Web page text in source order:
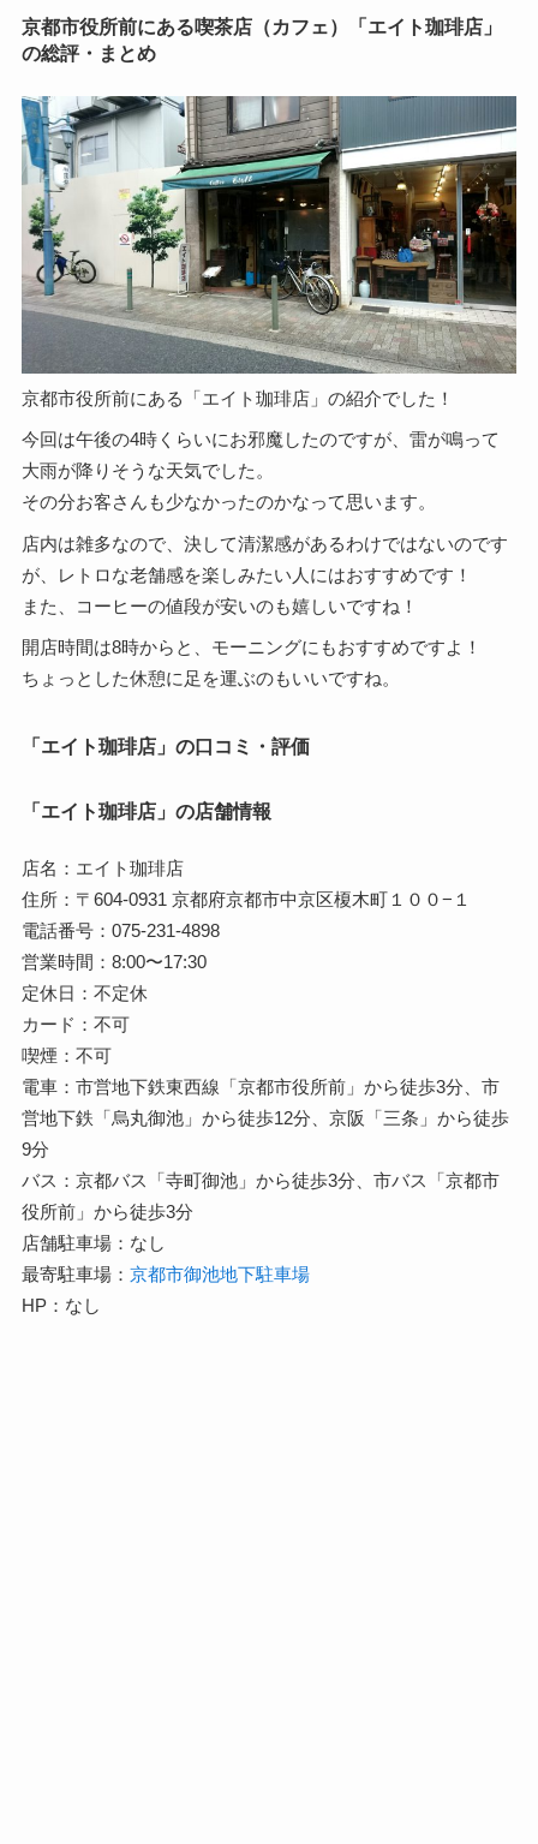
京都市役所前にある喫茶店（カフェ）「エイト珈琲店」
の総評・まとめ
京都市役所前にある「エイト珈琲店」の紹介でした！
今回は午後の4時くらいにお邪魔したのですが、雷が鳴って
大雨が降りそうな天気でした。
その分お客さんも少なかったのかなって思います。
店内は雑多なので、決して清潔感があるわけではないのです
が、レトロな老舗感を楽しみたい人にはおすすめです！
また、コーヒーの値段が安いのも嬉しいですね！
開店時間は8時からと、モーニングにもおすすめですよ！
ちょっとした休憩に足を運ぶのもいいですね。
「エイト珈琲店」の口コミ・評価
「エイト珈琲店」の店舗情報
店名：エイト珈琲店
住所：〒604-0931 京都府京都市中京区榎木町１００−１
電話番号：075-231-4898
営業時間：8:00〜17:30
定休日：不定休
カード：不可
喫煙：不可
電車：市営地下鉄東西線「京都市役所前」から徒歩3分、市
営地下鉄「烏丸御池」から徒歩12分、京阪「三条」から徒歩
9分
バス：京都バス「寺町御池」から徒歩3分、市バス「京都市
役所前」から徒歩3分
店舗駐車場：なし
最寄駐車場： 京都市御池地下駐車場
HP：なし